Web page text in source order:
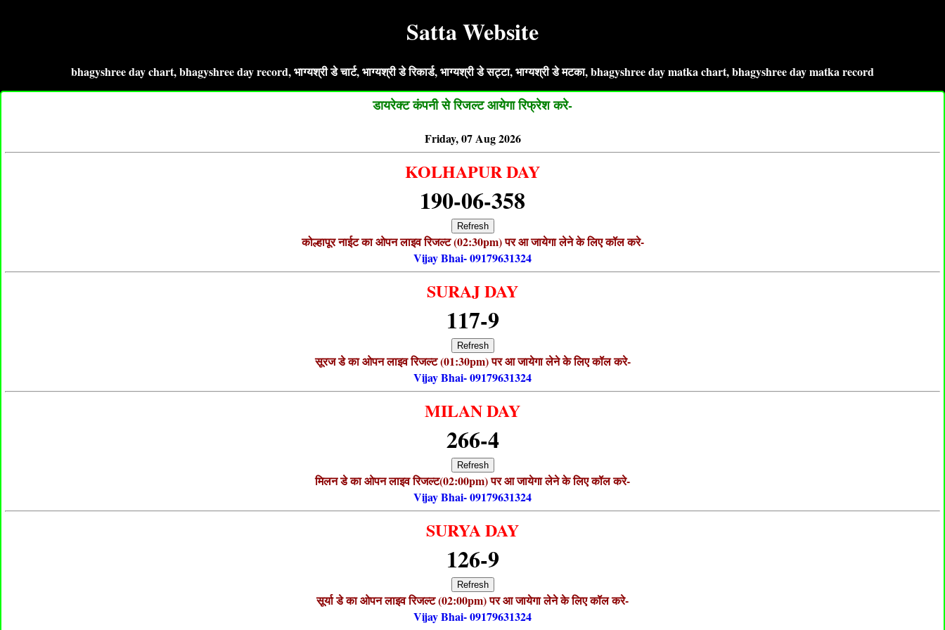
Satta Website
bhagyshree day chart, bhagyshree day record, भाग्यश्री डे चार्ट, भाग्यश्री डे रिकार्ड, भाग्यश्री डे सट्टा, भाग्यश्री डे मटका, bhagyshree day matka chart, bhagyshree day matka record
डायरेक्ट कंपनी से रिजल्ट आयेगा रिफ्रेश करे-
Friday, 07 Aug 2026
KOLHAPUR DAY
190-06-358
Refresh
कोल्हापूर नाईट का ओपन लाइव रिजल्ट (02:30pm) पर आ जायेगा लेने के लिए कॉल करे-
Vijay Bhai- 09179631324
SURAJ DAY
117-9
Refresh
सूरज डे का ओपन लाइव रिजल्ट (01:30pm) पर आ जायेगा लेने के लिए कॉल करे-
Vijay Bhai- 09179631324
MILAN DAY
266-4
Refresh
मिलन डे का ओपन लाइव रिजल्ट(02:00pm) पर आ जायेगा लेने के लिए कॉल करे-
Vijay Bhai- 09179631324
SURYA DAY
126-9
Refresh
सूर्या डे का ओपन लाइव रिजल्ट (02:00pm) पर आ जायेगा लेने के लिए कॉल करे-
Vijay Bhai- 09179631324